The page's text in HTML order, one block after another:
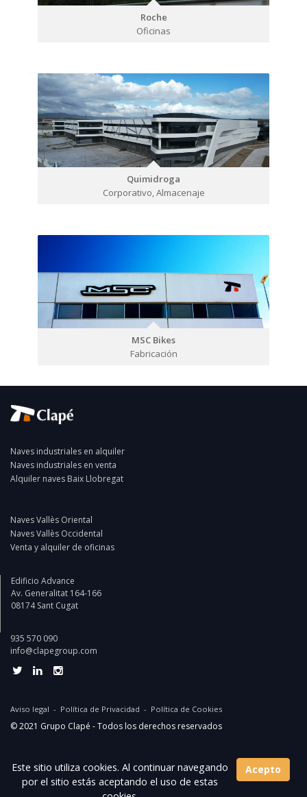
Roche
Oficinas
Quimidroga
Corporativo, Almacenaje
MSC Bikes
Fabricación
Naves industriales en alquiler
Naves industriales en venta
Alquiler naves Baix Llobregat
Naves Vallès Oriental
Naves Vallès Occidental
Venta y alquiler de oficinas
Edificio Advance
Av. Generalitat 164-166
08174 Sant Cugat
935 570 090
info@clapegroup.com
Aviso legal - Política de Privacidad - Política de Cookies
© 2021 Grupo Clapé - Todos los derechos reservados
Website and digital marketing by:Projectes a Internet
Este sitio utiliza cookies. Al continuar navegando
por el sitio estás aceptando el uso de estas
Acepto